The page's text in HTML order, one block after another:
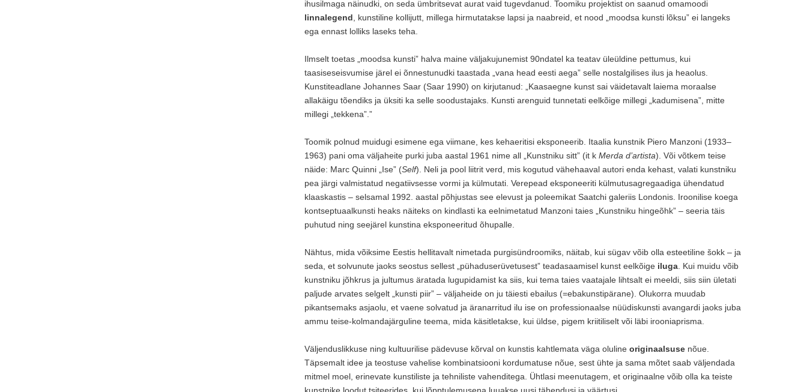
ihusilmaga näinudki, on seda ümbritsevat aurat vaid tugevdanud. Toomiku projektist on saanud omamoodi
linnalegend , kunstiline kollijutt, millega hirmutatakse lapsi ja naabreid, et nood „moodsa kunsti lõksu” ei langeks
ega ennast lolliks laseks teha.
Ilmselt toetas „moodsa kunsti” halva maine väljakujunemist 90ndatel ka teatav üleüldine pettumus, kui
taasiseseisvumise järel ei õnnestunudki taastada „vana head eesti aega” selle nostalgilises ilus ja heaolus.
Kunstiteadlane Johannes Saar (Saar 1990) on kirjutanud: „Kaasaegne kunst sai väidetavalt laiema moraalse
allakäigu tõendiks ja üksiti ka selle soodustajaks. Kunsti arenguid tunnetati eelkõige millegi „kadumisena”, mitte
millegi „tekkena”.”
Toomik polnud muidugi esimene ega viimane, kes kehaeritisi eksponeerib. Itaalia kunstnik Piero Manzoni (1933–
1963) pani oma väljaheite purki juba aastal 1961 nime all „Kunstniku sitt” (it k Merda d’artista). Või võtkem teise
näide: Marc Quinni „Ise” (Self). Neli ja pool liitrit verd, mis kogutud vähehaaval autori enda kehast, valati kunstniku
pea järgi valmistatud negatiivsesse vormi ja külmutati. Verepead eksponeeriti külmutusagregaadiga ühendatud
klaaskastis – selsamal 1992. aastal põhjustas see elevust ja poleemikat Saatchi galeriis Londonis. Iroonilise koega
kontseptuaalkunsti heaks näiteks on kindlasti ka eelnimetatud Manzoni taies „Kunstniku hingeõhk” – seeria täis
puhutud ning seejärel kunstina eksponeeritud õhupalle.
Nähtus, mida võiksime Eestis hellitavalt nimetada purgisündroomiks, näitab, kui sügav võib olla esteetiline šokk – ja
seda, et solvunute jaoks seostus sellest „pühaduserüvetusest” teadasaamisel kunst eelkõige iluga . Kui muidu võib
kunstniku jõhkrus ja jultumus äratada lugupidamist ka siis, kui tema taies vaatajale lihtsalt ei meeldi, siis siin ületati
paljude arvates selgelt „kunsti piir” – väljaheide on ju täiesti ebailus (=ebakunstipärane). Olukorra muudab
pikantsemaks asjaolu, et vaene solvatud ja äranarritud ilu ise on professionaalse nüüdiskunsti avangardi jaoks juba
ammu teise-kolmandajärguline teema, mida käsitletakse, kui üldse, pigem kriitiliselt või läbi irooniaprisma.
Väljenduslikkuse ning kultuurilise pädevuse kõrval on kunstis kahtlemata väga oluline originaalsuse nõue.
Täpsemalt idee ja teostuse vahelise kombinatsiooni kordumatuse nõue, sest ühte ja sama mõtet saab väljendada
mitmel moel, erinevate kunstiliste ja tehniliste vahenditega. Ühtlasi meenutagem, et originaalne võib olla ka teiste